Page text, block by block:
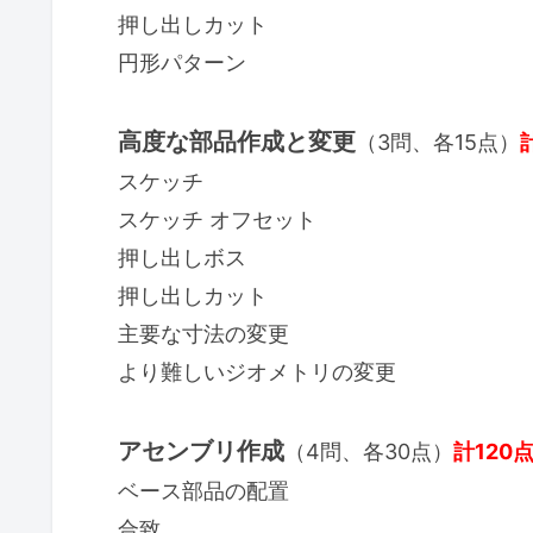
押し出しカット
円形パターン
高度な部品作成と変更 （3問、各15点）
スケッチ
スケッチ オフセット
押し出しボス
押し出しカット
主要な寸法の変更
より難しいジオメトリの変更
アセンブリ作成 （4問、各30点） 計120点
ベース部品の配置